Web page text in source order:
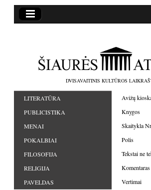
DVISAVAITINIS KULTŪROS
LITERATŪRA
PUBLICISTIKA
MENAI
POKALBIAI
FILOSOFIJA
RELIGIJA
PAVELDAS
Avižų
Knygos
Skaitykla
Polis
Tekstai ne
Komentaras
Vertimai